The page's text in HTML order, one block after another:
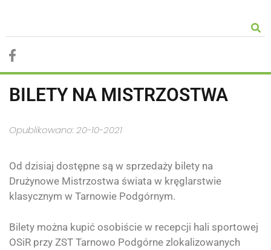
BILETY NA MISTRZOSTWA
Opublikowano: 20-10-2021
Od dzisiaj dostępne są w sprzedaży bilety na
Drużynowe Mistrzostwa świata w kręglarstwie
klasycznym w Tarnowie Podgórnym.
Bilety można kupić osobiście w recepcji hali sportowej
OSiR przy ZST Tarnowo Podgórne zlokalizowanych